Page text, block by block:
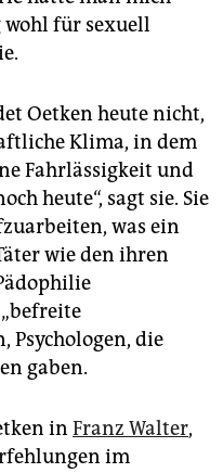
für sexuell
Oetken heute nicht,
Klima, in dem
Fahrlässigkeit und
heute“, sagt sie. Sie
was ein
wie den ihren
die
gaben.
in Franz Walter,
im